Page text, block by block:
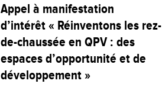
Appel à manifestation
d’intérêt « Réinventons les rez-
de-chaussée en QPV : des
espaces d’opportunité et de
développement »